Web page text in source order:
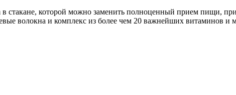
в стакане, которой можно заменить полноценный прием пищи,
волокна и комплекс из более чем 20 важнейших витаминов